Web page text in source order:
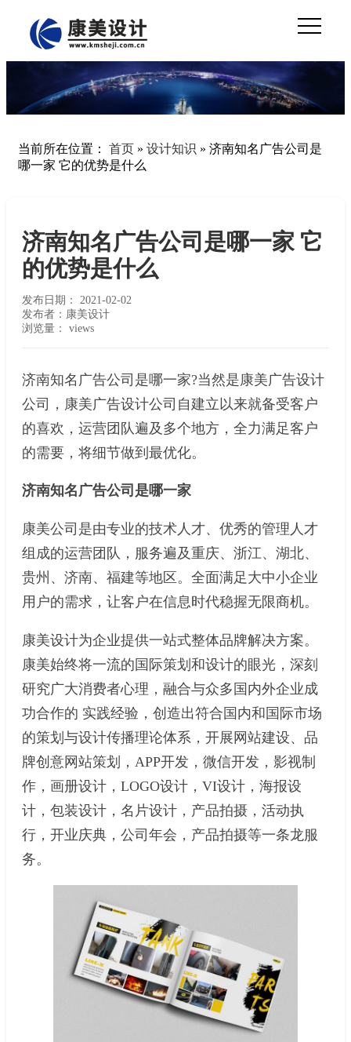
当前所在位置： 首页 » 设计知识 » 济南知名广告公司是
哪一家 它的优势是什么
济南知名广告公司是哪一家 它
的优势是什么
发布日期： 2021-02-02
发布者：康美设计
浏览量： views
济南知名广告公司是哪一家?当然是康美广告设计
公司，康美广告设计公司自建立以来就备受客户
的喜欢，运营团队遍及多个地方，全力满足客户
的需要，将细节做到最优化。
济南知名广告公司是哪一家
康美公司是由专业的技术人才、优秀的管理人才
组成的运营团队，服务遍及重庆、浙江、湖北、
贵州、济南、福建等地区。全面满足大中小企业
用户的需求，让客户在信息时代稳握无限商机。
康美设计为企业提供一站式整体品牌解决方案。
康美始终将一流的国际策划和设计的眼光，深刻
研究广大消费者心理，融合与众多国内外企业成
功合作的 实践经验，创造出符合国内和国际市场
的策划与设计传播理论体系，开展网站建设、品
牌创意网站策划，APP开发，微信开发，影视制
作，画册设计，LOGO设计，VI设计，海报设
计，包装设计，名片设计，产品拍摄，活动执
行，开业庆典，公司年会，产品拍摄等一条龙服
务。